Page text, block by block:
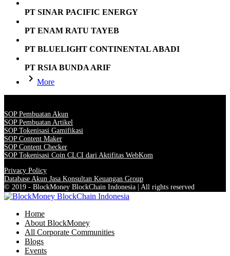
PT SINAR PACIFIC ENERGY
PT ENAM RATU TAYEB
PT BLUELIGHT CONTINENTAL ABADI
PT RSIA BUNDA ARIF
More
SOP Pembuatan Akun
SOP Pembuatan Artikel
SOP Tokenisasi Gamifikasi
SOP Content Maker
SOP Content Checker
SOP Tokenisasi Coin CLCI dari Aktifitas WebKom
Privacy Policy
Database Akun Jasa Konsultan Keuangan Group
© 2019 - BlockMoney BlockChain Indonesia | All rights reserved
Home
About BlockMoney
All Corporate Communities
Blogs
Events